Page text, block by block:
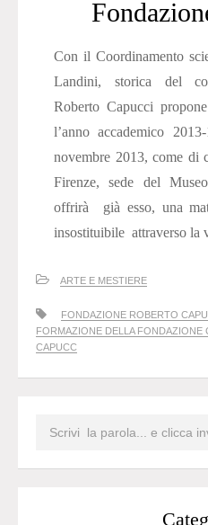
Con il Coordinamento
Landini, storica del
Roberto Capucci
l’anno accademico
novembre 2013, come di
Firenze, sede del
offrirà già esso, una
insostituibile attraverso la
ARTE E MESTIERE
FONDAZIONE ROBERTO
FORMAZIONE DELLA FONDAZIONE
CAPUCC